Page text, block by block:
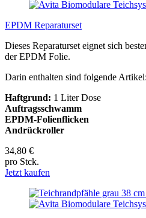
EPDM Reparaturset
Dieses Reparaturset eignet sich
der EPDM Folie.
Darin enthalten sind folgende Artikel:
Haftgrund: 1 Liter Dose
Auftragsschwamm
EPDM-Folienflicken
Andrückroller
34,80 €
pro Stck.
Jetzt kaufen